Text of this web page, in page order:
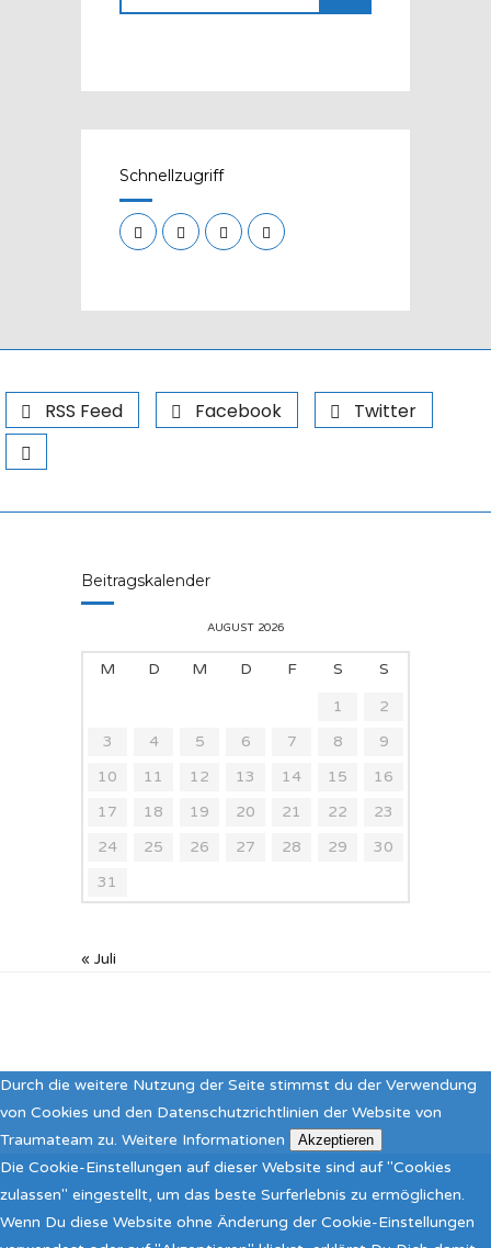
Schnellzugriff
RSS Feed Facebook Twitter
Beitragskalender
AUGUST 2026
M D M D F S
S
1
2
3
4 5 6 7 8
9
10
11 12 13 14 15
16
17
18 19 20 21 22
23
24
25 26 27 28 29
30
31
« Juli
Durch die weitere Nutzung der Seite stimmst du der Verwendung
von Cookies und den Datenschutzrichtlinien der Website von
Traumateam zu. Weitere Informationen Akzeptieren
Die Cookie-Einstellungen auf dieser Website sind auf "Cookies
zulassen" eingestellt, um das beste Surferlebnis zu ermöglichen.
Wenn Du diese Website ohne Änderung der Cookie-Einstellungen